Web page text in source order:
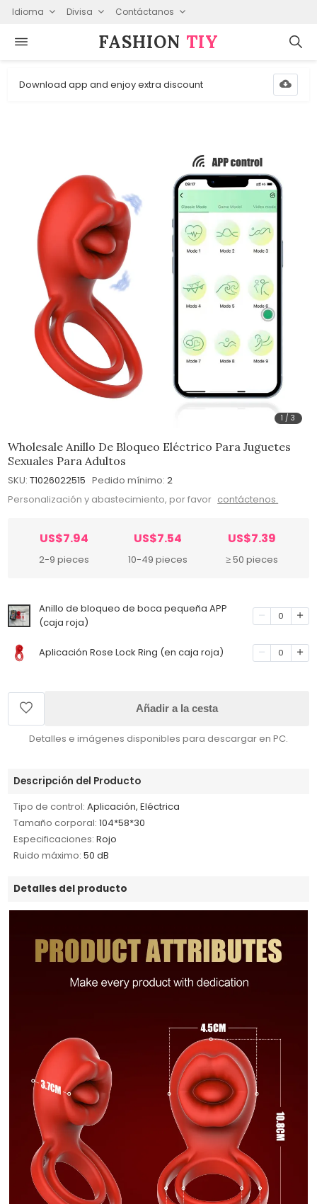
Idioma Divisa Contáctanos
FASHION⁠ TIY
Download app and enjoy extra discount
1 /3
Wholesale Anillo De Bloqueo Eléctrico Para Juguetes
Sexuales Para Adultos
SKU: T1026022515 Pedido mínimo: 2
Personalización y abastecimiento, por favor contáctenos.
US$7.94
2-9 pieces
US$7.54
10-49 pieces
US$7.39
≥ 50 pieces
Anillo de bloqueo de boca pequeña APP
(caja roja)
0
Aplicación Rose Lock Ring (en caja roja) 0
Añadir a la cesta
Detalles e imágenes disponibles para descargar en PC.
Descripción del Producto
Tipo de control: Aplicación, Eléctrica
Tamaño corporal: 104*58*30
Especificaciones: Rojo
Ruido máximo: 50 dB
Detalles del producto